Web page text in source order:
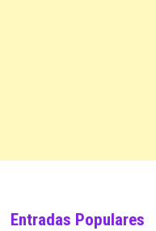
Entradas Populares